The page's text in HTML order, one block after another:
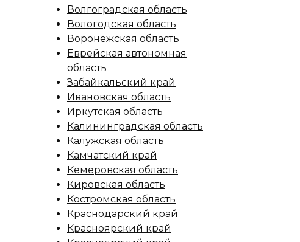
Волгоградская область
Вологодская область
Воронежская область
Еврейская автономная
область
Забайкальский край
Ивановская область
Иркутская область
Калининградская область
Калужская область
Камчатский край
Кемеровская область
Кировская область
Костромская область
Краснодарский край
Красноярский край